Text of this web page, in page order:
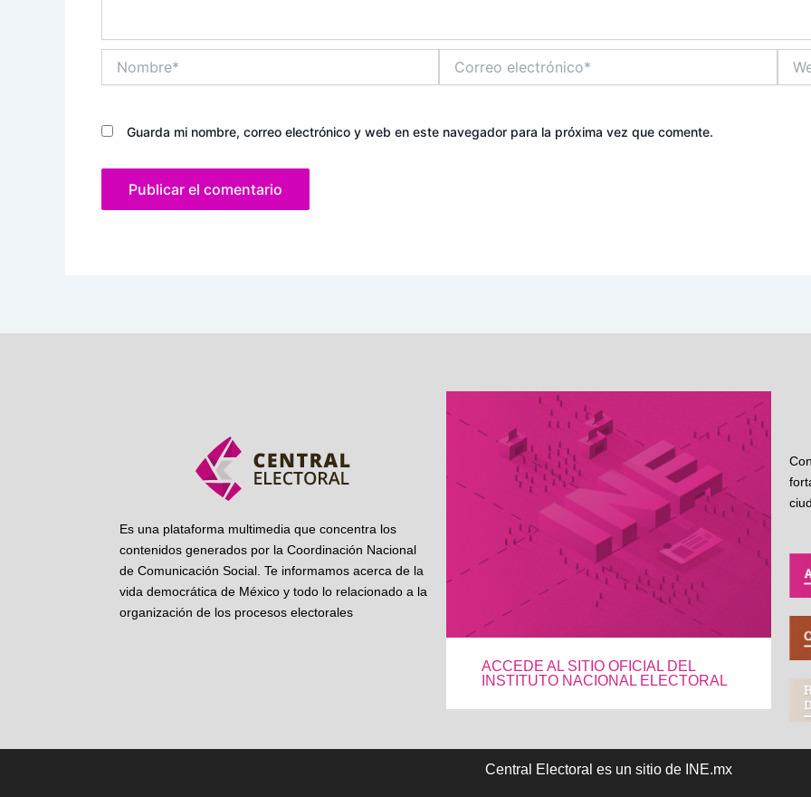
electrónico*
Guarda mi nombre, correo electrónico y web en este navegador para la próxima vez que comente.
Es una plataforma multimedia que concentra los
contenidos generados por la Coordinación Nacional
de Comunicación Social. Te informamos acerca de la
vida democrática de México y todo lo relacionado a la
organización de los procesos electorales
ACCEDE AL SITIO OFICIAL DEL
INSTITUTO NACIONAL ELECTORAL
Central Electoral es un sitio de INE.mx